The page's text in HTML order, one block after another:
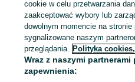
sprzedającym
Zaloguj się / Załóż konto
Wyślij wiadomość
cookie w celu przetwarzania
zaakceptować wybory lub
dowolnym momencie na
sygnalizowane naszym
przeglądania. Polityka cookies,
Wraz z naszymi
zapewnienia: